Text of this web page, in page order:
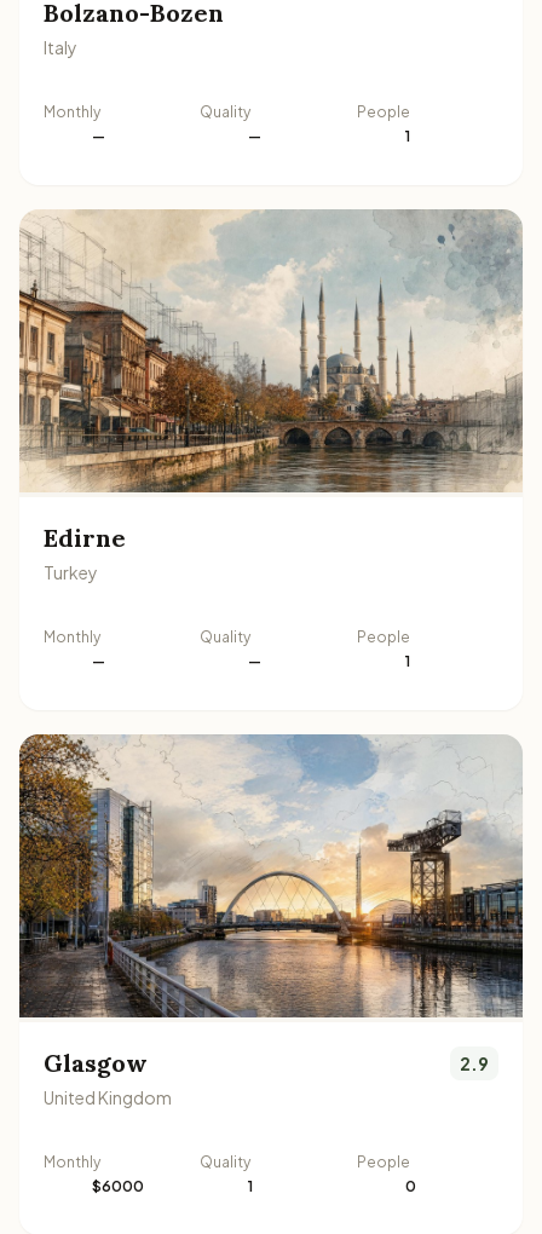
Bolzano-Bozen
Italy
Monthly
—
Quality
—
People
1
Edirne
Turkey
Monthly
—
Quality
—
People
1
Glasgow
United Kingdom
2.9
Monthly
$6000
Quality
1
People
0